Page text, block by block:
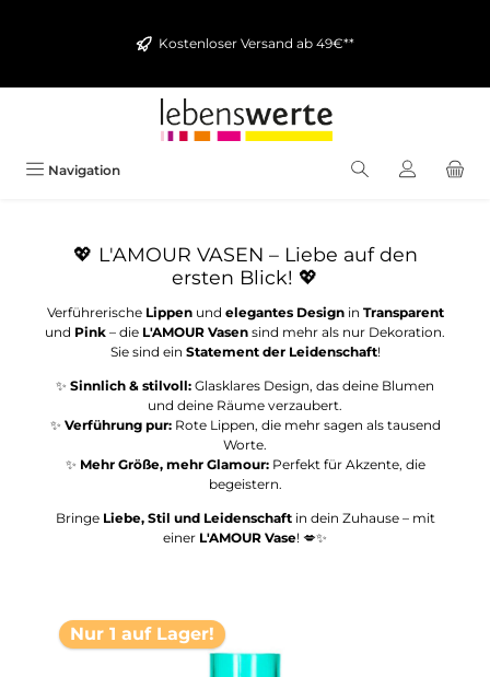
Kostenloser Versand ab 49€**
Navigation
💖 L'AMOUR VASEN – Liebe auf den
ersten Blick! 💖
Verführerische Lippenund elegantes Designin Transparent
und Pink – die L'AMOUR Vasen sind mehr als nur Dekoration.
Sie sind ein Statement der Leidenschaft!
✨ Sinnlich & stilvoll: Glasklares Design, das deine Blumen
und deine Räume verzaubert.
✨ Verführung pur:Rote Lippen, die mehr sagen als tausend
Worte.
✨ Mehr Größe, mehr Glamour:Perfekt für Akzente, die
begeistern.
Bringe Liebe, Stil und Leidenschaftin dein Zuhause – mit
einer L'AMOUR Vase! 💋✨
Nur 1 auf Lager!